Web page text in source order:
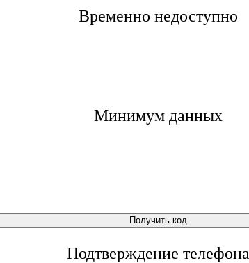
Временно недоступно
Минимум данных
Получить код
Подтверждение телефона